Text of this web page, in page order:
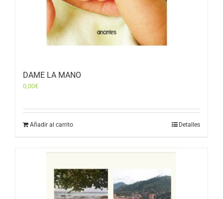
DAME LA MANO
0,00€
Añadir al carrito Detalles